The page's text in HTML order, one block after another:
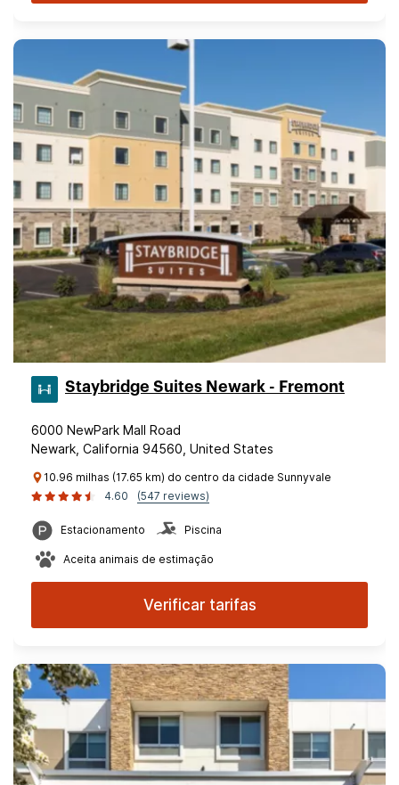
Staybridge Suites Newark - Fremont
6000 NewPark Mall Road
Newark, California 94560, United States
10.96 milhas (17.65 km) do centro da cidade Sunnyvale
4.60
(547 reviews)
Estacionamento Piscina
Aceita animais de estimação
Verificar tarifas